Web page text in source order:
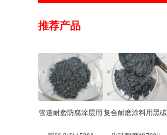
推荐产品
管道耐磨防腐涂层用 复合耐磨涂料用黑碳